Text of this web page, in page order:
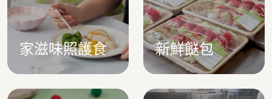
家滋味照護食 新鮮餸包